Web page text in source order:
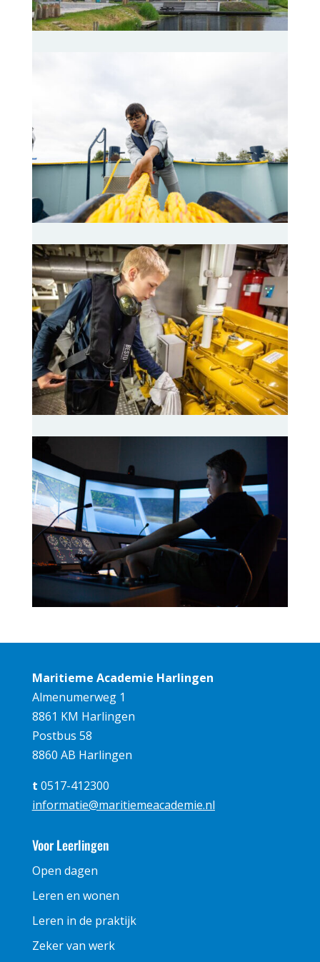
Maritieme Academie Harlingen
Almenumerweg 1
8861 KM Harlingen
Postbus 58
8860 AB Harlingen
t 0517-412300
informatie@maritiemeacademie.nl
Voor Leerlingen
Open dagen
Leren en wonen
Leren in de praktijk
Zeker van werk